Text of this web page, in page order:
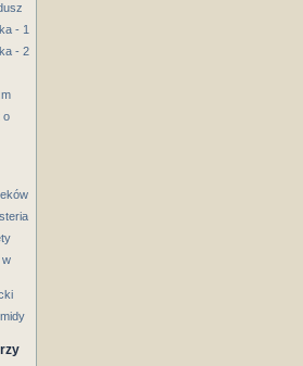
- 1
- 2
o
w